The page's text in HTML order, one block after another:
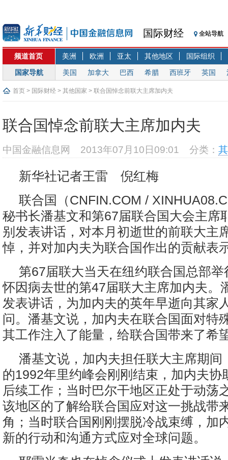
国际财经 全站导航
频道首页 美洲 欧洲 亚太 其他地区
国际组织
国家导航
美国 加拿大 巴西 希腊 西班牙 英国
首页 > 国际财经 > 其他国家 > 联合国悼念前联大主席加内夫
联合国悼念前联大主席加内夫
中国金融信息网 2013年07月10日09:01 分类：
新华社记者王雷 倪红梅
联合国（CNFIN.COM /
秘书长潘基文和第67届联合国大会主席
别发表讲话，对本月初逝世的前联大主
悼，并对加内夫为联合国作出的贡献表
第67届联大当天在纽约联合国总部
怀因病去世的第47届联大主席加内夫。
发表讲话，为加内夫的英年早逝向其家
问。潘基文说，加内夫在联合国面对特
其工作注入了能量，给联合国带来了希
潘基文说，加内夫担任联大主席期间
的1992年里约峰会刚刚结束，加内夫协
后续工作；当时巴尔干地区正处于动荡
该地区的了解给联合国应对这一挑战带
角；当时联合国刚刚摆脱冷战束缚，加
新的行动和沟通方式应对全球问题。